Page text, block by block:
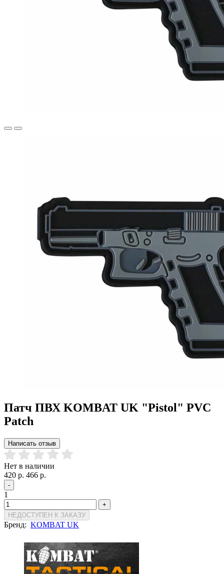
Патч ПВХ KOMBAT UK "Pistol" PVC
Patch
Написать отзыв
Нет в наличии
420 р. 466 р.
-
1
+
НЕДОСТУПЕН К ЗАКАЗУ
Бренд: KOMBAT UK